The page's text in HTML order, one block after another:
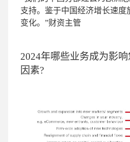
支持。鉴于中国经济增长速度
变化。”财资主管
2024年哪些业务成为影
因素?